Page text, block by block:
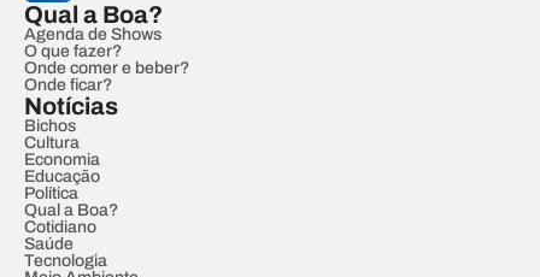
Qual a Boa?
Agenda de Shows
O que fazer?
Onde comer e beber?
Onde ficar?
Notícias
Bichos
Cultura
Economia
Educação
Política
Qual a Boa?
Cotidiano
Saúde
Tecnologia